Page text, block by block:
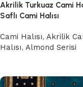
Akrilik Turkuaz Cami
Saflı Cami Halısı
Cami Halısı, Akrilik
Halısı, Almond Serisi